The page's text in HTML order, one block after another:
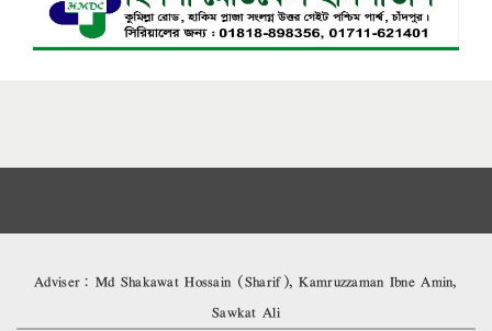
Adviser: Md Shakawat Hossain (Sharif), Kamruzzaman Ibne Amin,
Sawkat Ali